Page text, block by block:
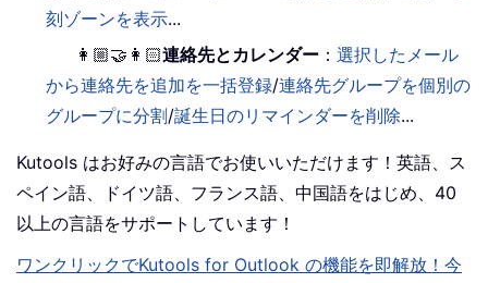
刻ゾーンを表示...
👩🏼‍🤝‍👩🏻連絡先とカレンダー ：選択したメール
から連絡先を追加を一括登録/連絡先グループを個別の
グループに分割/誕生日のリマインダーを削除...
Kutools はお好みの言語でお使いいただけます！英語、ス
ペイン語、ドイツ語、フランス語、中国語をはじめ、40
以上の言語をサポートしています！
ワンクリックでKutools for Outlook の機能を即解放！今